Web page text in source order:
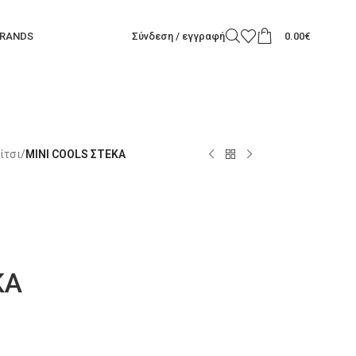
Σύνδεση / εγγραφή 0.00€
/MINI COOLS ΣΤΕΚΑ